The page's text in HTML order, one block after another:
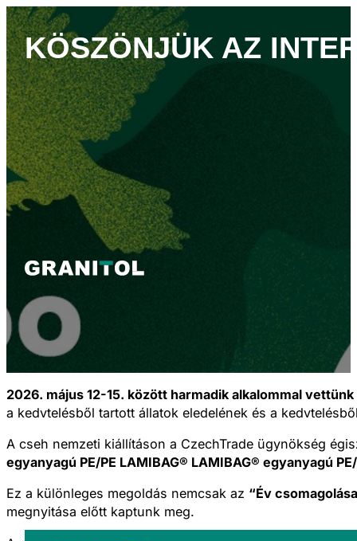
KÖSZÖNJÜK AZ
2026. május 12-15. között harmadik alkalommal
a kedvtelésből tartott állatok eledelének és a
A cseh nemzeti kiállításon a CzechTrade ügynökség
egyanyagú PE/PE LAMIBAG® LAMIBAG® egyanyagú
Ez a különleges megoldás nemcsak az “Év
megnyitása előtt kaptunk meg.